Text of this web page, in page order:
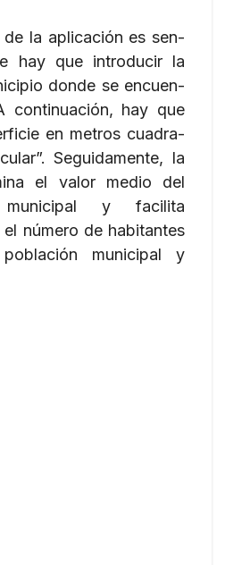
de la apli­ca­ción es sen­
hay que intro­du­cir la
donde se encuen­
continuación, hay que
en met­ros cuadra­
Segui­da­mente, la
el valor medio del
y facilita
número de habitantes
municipal y